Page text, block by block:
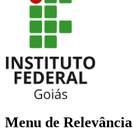
Menu de Relevância